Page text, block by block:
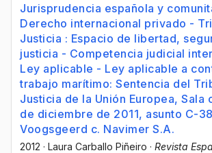
Jurisprudencia española y
Derecho internacional privado -
Justicia : Espacio de libertad,
justicia - Competencia judicial
Ley aplicable - Ley aplicable a
trabajo marítimo: Sentencia del
Justicia de la Unión Europea, Sala
de diciembre de 2011, asunto C-
Voogsgeerd c. Navimer S.A.
2012 · Laura Carballo Piñeiro · Revista